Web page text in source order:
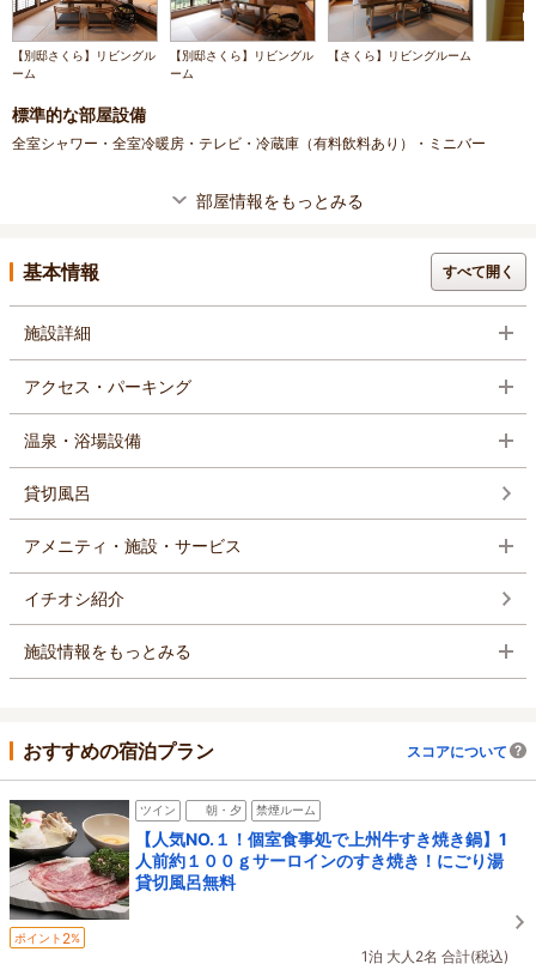
【別邸さくら】リビングル
ーム
【別邸さくら】リビングル
ーム
【さくら】リビングルーム
標準的な部屋設備
全室シャワー・全室冷暖房・テレビ・冷蔵庫（有料飲料あり）・ミニバー
部屋情報をもっとみる
基本情報 すべて開く
施設詳細
アクセス・パーキング
温泉・浴場設備
貸切風呂
アメニティ・施設・サービス
イチオシ紹介
施設情報をもっとみる
おすすめの宿泊プラン スコアについて
ツイン 朝・夕 禁煙ルーム
【人気NO.１！個室食事処で上州牛すき焼き鍋】1
人前約１００ｇサーロインのすき焼き！にごり湯
貸切風呂無料
ポイント 2%
1泊 大人2名 合計(税込)